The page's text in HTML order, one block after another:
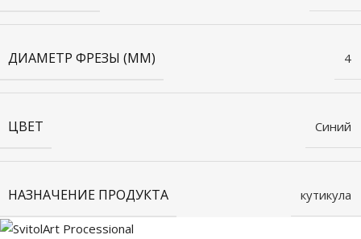
ДИАМЕТР ФРЕЗЫ (ММ) 4
ЦВЕТ Синий
НАЗНАЧЕНИЕ ПРОДУКТА кутикула